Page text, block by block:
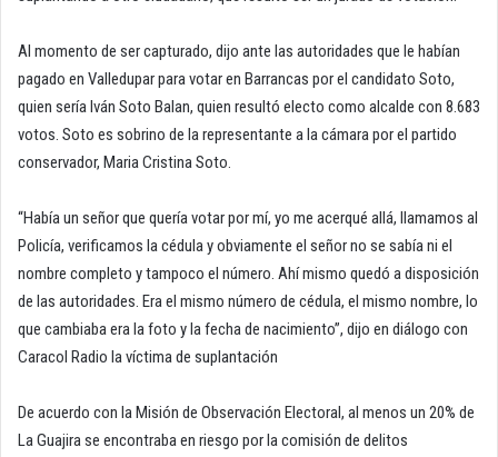
Al momento de ser capturado, dijo ante las autoridades que le habían
pagado en Valledupar para votar en Barrancas por el candidato Soto,
quien sería Iván Soto Balan, quien resultó electo como alcalde con 8.683
votos. Soto es sobrino de la representante a la cámara por el partido
conservador, Maria Cristina Soto.
“Había un señor que quería votar por mí, yo me acerqué allá, llamamos al
Policía, verificamos la cédula y obviamente el señor no se sabía ni el
nombre completo y tampoco el número. Ahí mismo quedó a disposición
de las autoridades. Era el mismo número de cédula, el mismo nombre, lo
que cambiaba era la foto y la fecha de nacimiento”, dijo en diálogo con
Caracol Radio la víctima de suplantación
De acuerdo con la Misión de Observación Electoral, al menos un 20% de
La Guajira se encontraba en riesgo por la comisión de delitos